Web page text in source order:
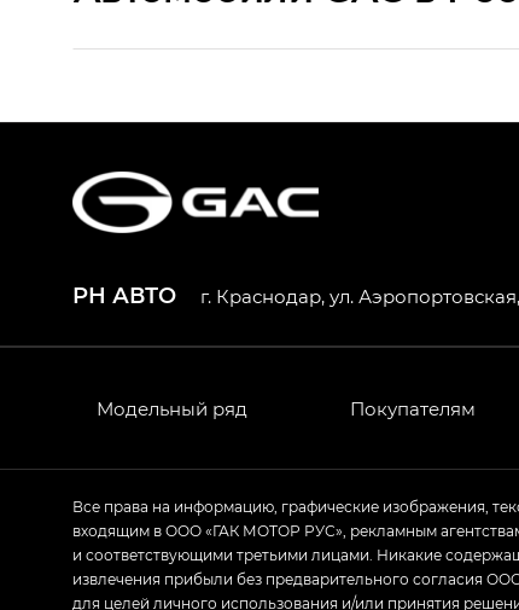
HYPTEC HT — Хайптек Эйч Ти
GL
GS4 — Джи Эс 4 (GS4) в
Empow — Эмпау (Empow) в
РН АВТО г. Краснодар, ул.
Модельный ряд Покупателям
Все права на информацию, графические изображения,
входящим в ООО «ГАК МОТОР РУС», рекламным
и соответствующими третьими лицами. Никакие
извлечения прибыли без предварительного согласия
для целей личного использования и/или принятия